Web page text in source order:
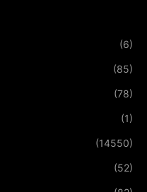
(6)
(85)
(78)
(1)
(14550)
(52)